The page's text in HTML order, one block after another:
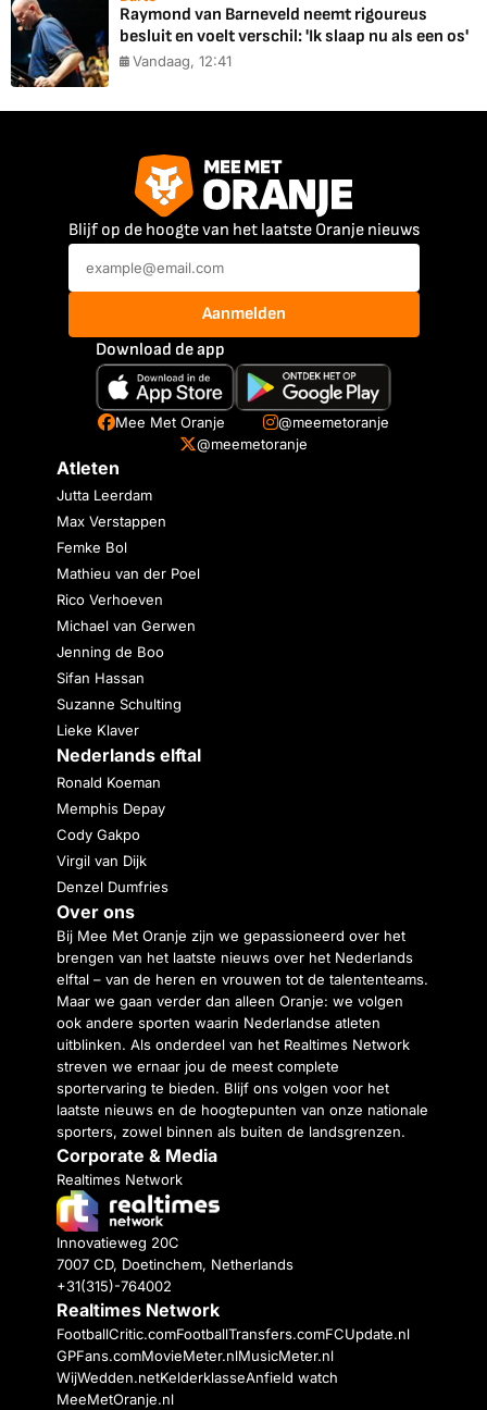
Raymond van Barneveld neemt rigoureus
besluit en voelt verschil: 'Ik slaap nu als een os'
Vandaag, 12:41
Blijf op de hoogte van het laatste Oranje nieuws
Aanmelden
Download de app
Mee Met Oranje
@meemetoranje
@meemetoranje
Atleten
Jutta Leerdam
Max Verstappen
Femke Bol
Mathieu van der Poel
Rico Verhoeven
Michael van Gerwen
Jenning de Boo
Sifan Hassan
Suzanne Schulting
Lieke Klaver
Nederlands elftal
Ronald Koeman
Memphis Depay
Cody Gakpo
Virgil van Dijk
Denzel Dumfries
Over ons
Bij Mee Met Oranje zijn we gepassioneerd over het
brengen van het laatste nieuws over het Nederlands
elftal – van de heren en vrouwen tot de talententeams.
Maar we gaan verder dan alleen Oranje: we volgen
ook andere sporten waarin Nederlandse atleten
uitblinken. Als onderdeel van het Realtimes Network
streven we ernaar jou de meest complete
sportervaring te bieden. Blijf ons volgen voor het
laatste nieuws en de hoogtepunten van onze nationale
sporters, zowel binnen als buiten de landsgrenzen.
Corporate & Media
Realtimes Network
Innovatieweg 20C
7007 CD, Doetinchem, Netherlands
+31(315)-764002
Realtimes Network
FootballCritic.comFootballTransfers.comFCUpdate.nl
GPFans.comMovieMeter.nlMusicMeter.nl
WijWedden.netKelderklasseAnfield watch
MeeMetOranje.nl